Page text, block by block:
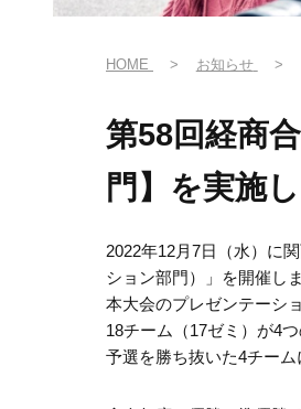
HOME お知らせ
第58回経商
門】を実施
2022年12月7日（水）に
ション部門）」を開催しま
本大会のプレゼンテーシ
18チーム（17ゼミ）が4
予選を勝ち抜いた4チーム